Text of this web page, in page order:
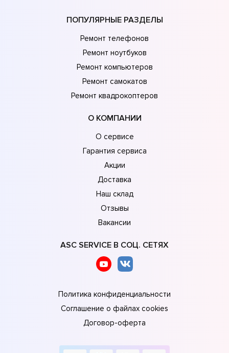
ПОПУЛЯРНЫЕ РАЗДЕЛЫ
Ремонт телефонов
Ремонт ноутбуков
Ремонт компьютеров
Ремонт самокатов
Ремонт квадрокоптеров
О КОМПАНИИ
О сервисе
Гарантия сервиса
Акции
Доставка
Наш склад
Отзывы
Вакансии
ASC SERVICE В СОЦ. СЕТЯХ
Политика конфиденциальности
Соглашение о файлах cookies
Договор-оферта